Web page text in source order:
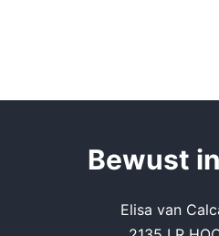
Bewust
Elisa van